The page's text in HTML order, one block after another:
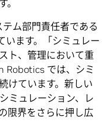
ム部門責任者である
います。「シミュレー
ト、管理において重
Robotics では、シミ
けています。新しい
ミュレーション、レ
限界をさらに押し広